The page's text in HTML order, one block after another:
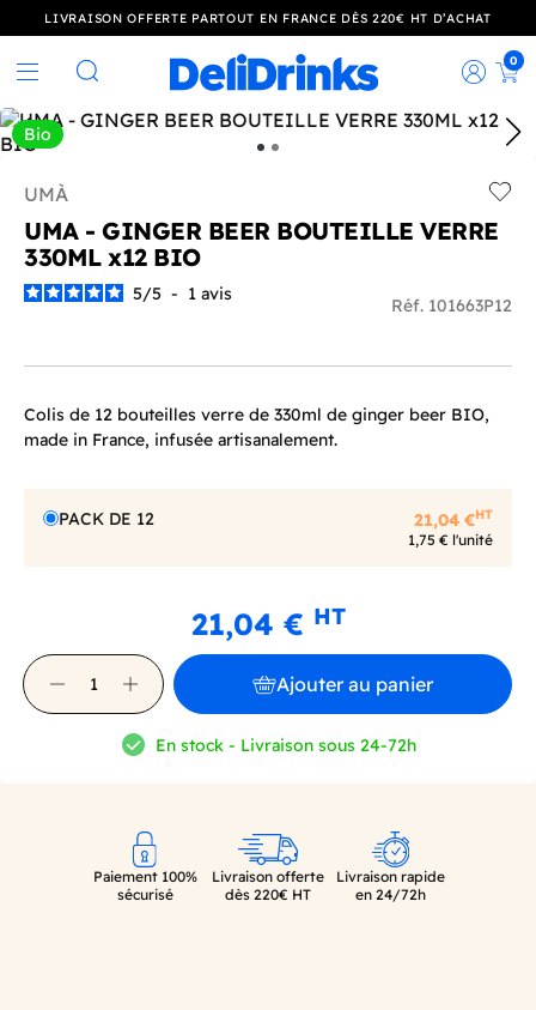
LIVRAISON OFFERTE PARTOUT EN FRANCE DÈS 220€ HT D’ACHAT
Rechercher
0
Bio
UMÀ
UMA - GINGER BEER BOUTEILLE VERRE
330ML x12 BIO
5/5 - 1 avis
Réf. 101663P12
Colis de 12 bouteilles verre de 330ml de ginger beer BIO,
made in France, infusée artisanalement.
PACK DE 12 21,04 €HT
1,75 € l'unité
21,04 € HT
Ajouter au panier
En stock - Livraison sous 24-72h
Paiement 100%
sécurisé
Livraison offerte
dès 220€ HT
Livraison rapide
en 24/72h